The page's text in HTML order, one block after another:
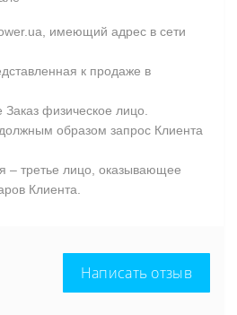
имеющий адрес в сети
к продаже в
физическое лицо.
образом запрос Клиента
– третье лицо, оказывающее
Клиента.
Написать отзыв